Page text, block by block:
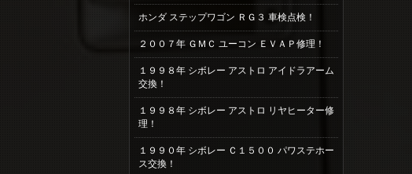
ホンダ ステップワゴン ＲＧ３ 車検点検！
２００７年 ＧＭＣ ユーコン ＥＶＡＰ修理！
１９９８年 シボレー アストロ アイドラアーム
交換！
１９９８年 シボレー アストロ リヤヒーター修
理！
１９９０年 シボレー Ｃ１５００ パワステホー
ス交換！